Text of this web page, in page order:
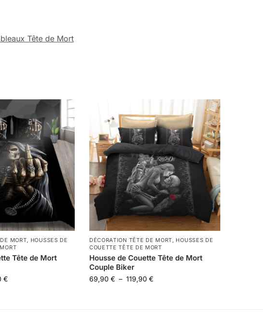
Tête de Mort
MORT, HOUSSES DE
Tête de Mort
€
DÉCORATION TÊTE DE MORT, HOUSSES DE
COUETTE TÊTE DE MORT
Housse de Couette Tête de Mort
Couple Biker
69,90 € – 119,90 €